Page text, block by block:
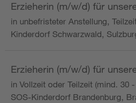
Erzieherin (m/w/d) für
in unbefristeter Anstellung,
Kinderdorf Schwarzwald,
Erzieherin (m/w/d) für
in Vollzeit oder Teilzeit (mind. 30
SOS-Kinderdorf Brandenburg,